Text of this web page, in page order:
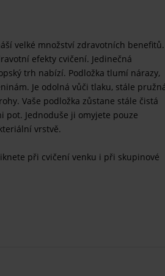
velké množství zdravotních benefitů.
efekty cvičení. Jedinečná
trh nabízí. Podložka tlumí nárazy,
Je odolná vůči tlaku, stále
Vaše podložka zůstane stále čistá
pot. Jednoduše ji omyjete pouze
vrstvě.
při cvičení venku i při skupinové